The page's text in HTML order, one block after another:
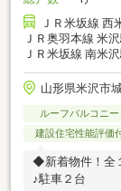
ＪＲ米坂線 西
ＪＲ奥羽本線 米
ＪＲ米坂線 南米
山形県米沢市
ルーフバルコニー
建設住宅性能評価
◆新着物件！全
♪駐車２台